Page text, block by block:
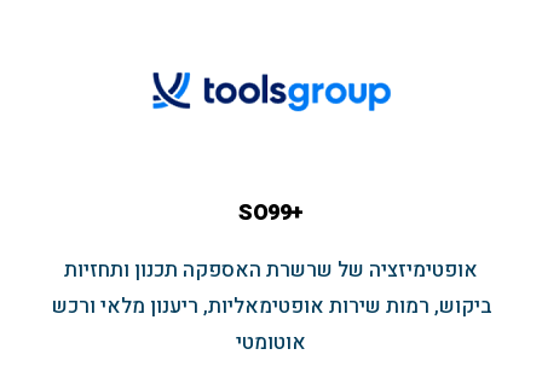
+SO99
אופטימיזציה של שרשרת האספקה תכנון ותחזיות
ביקוש, רמות שירות אופטימאליות, ריענון מלאי ורכש
אוטומטי